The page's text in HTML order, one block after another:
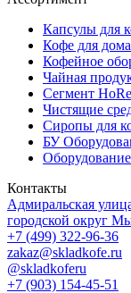
Капсулы для
Кофе для
Кофейное
Чайная
Сегмент
Чистящие
Сиропы для
БУ
Контакты
Адмиральская
городской округ
+7 (499) 322-96-36
zakaz@skladkofe.ru
@skladkoferu
+7 (903) 154-45-51